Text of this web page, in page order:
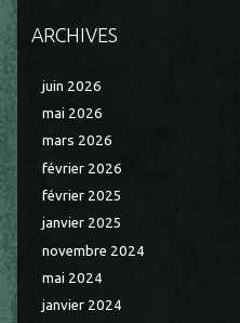
ARCHIVES
juin 2026
mai 2026
mars 2026
février 2026
février 2025
janvier 2025
novembre 2024
mai 2024
janvier 2024